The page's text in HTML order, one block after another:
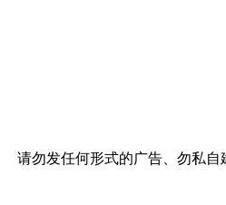
请勿发任何形式的广告、勿私自